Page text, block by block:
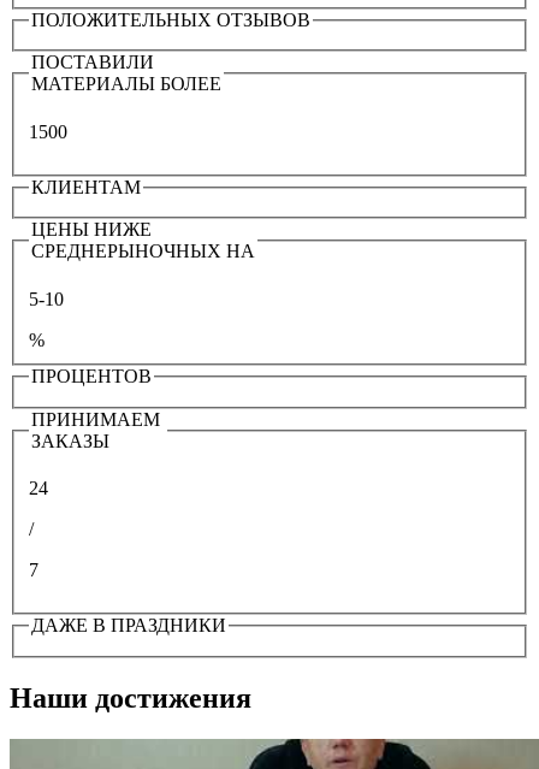
ПОЛОЖИТЕЛЬНЫХ ОТЗЫВОВ
ПОСТАВИЛИ
МАТЕРИАЛЫ БОЛЕЕ
1500
КЛИЕНТАМ
ЦЕНЫ НИЖЕ
СРЕДНЕРЫНОЧНЫХ НА
5-10
%
ПРОЦЕНТОВ
ПРИНИМАЕМ
ЗАКАЗЫ
24
/
7
ДАЖЕ В ПРАЗДНИКИ
Наши достижения